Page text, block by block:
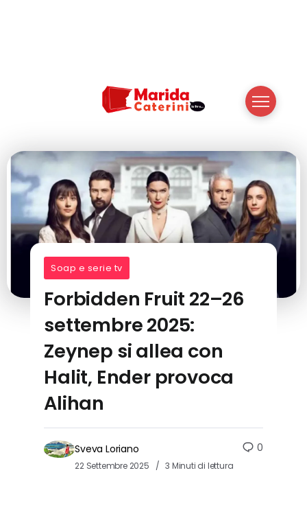
Soap e serie tv
Forbidden Fruit 22–26
settembre 2025:
Zeynep si allea con
Halit, Ender provoca
Alihan
Sveva Loriano
22 Settembre 2025 3 Minuti di lettura
0